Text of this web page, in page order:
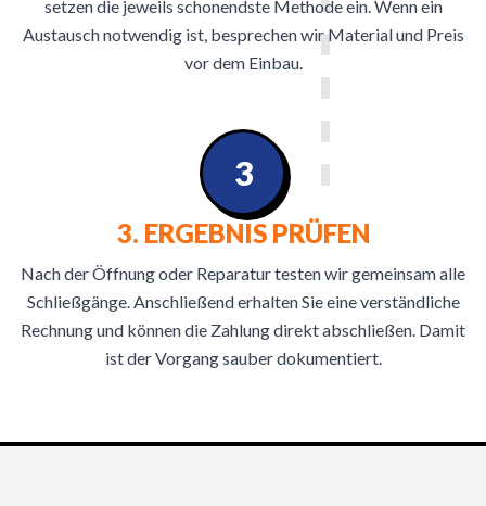
setzen die jeweils schonendste Methode ein. Wenn ein
Austausch notwendig ist, besprechen wir Material und Preis
vor dem Einbau.
3. ERGEBNIS PRÜFEN
Nach der Öffnung oder Reparatur testen wir gemeinsam alle
Schließgänge. Anschließend erhalten Sie eine verständliche
Rechnung und können die Zahlung direkt abschließen. Damit
ist der Vorgang sauber dokumentiert.
3